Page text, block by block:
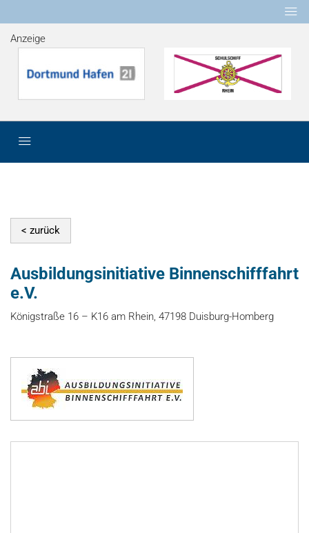
Anzeige
Ausbildungsinitiative Binnenschifffahrt
e.V.
Königstraße 16 – K16 am Rhein, 47198 Duisburg-Homberg